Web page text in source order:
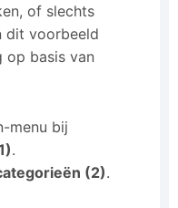
of slechts
dit voorbeeld
op basis van
menu bij
.
(2).